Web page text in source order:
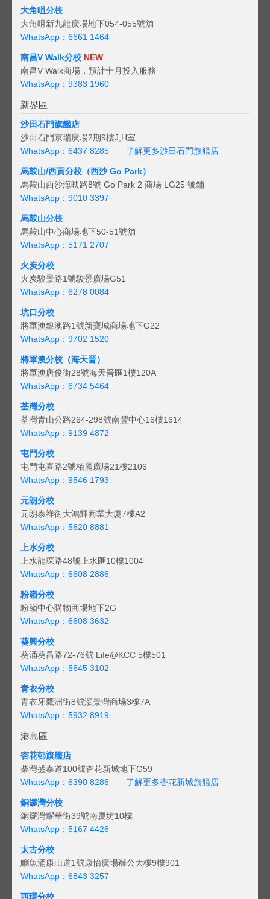
大角咀分校
大角咀新九龍廣場地下054-055號舖
WhatsApp：6661 1464
南昌V Walk分校 NEW
南昌V Walk商場，預計十月投入服務
WhatsApp：9383 1960
新界區
沙田石門旗艦店
沙田石門京瑞廣場2期9樓J,H室
WhatsApp：6437 8285
了解更多沙田石門旗艦店
馬鞍山/西貢分校（西沙 Go Park）
馬鞍山西沙海映路8號 Go Park 2 商場 LG25 號鋪
WhatsApp：9010 3397
馬鞍山分校
馬鞍山中心商場地下50-51號舖
WhatsApp：5171 2707
火炭分校
火炭駿景路1號駿景廣場G51
WhatsApp：6278 0084
坑口分校
將軍澳銀澳路1號新寶城商場地下G22
WhatsApp：9702 1520
將軍澳分校（海天晉）
將軍澳唐俊街28號海天晉匯1樓120A
WhatsApp：6734 5464
荃灣分校
荃灣青山公路264-298號南豐中心16樓1614
WhatsApp：9139 4872
屯門分校
屯門屯喜路2號栢麗廣場21樓2106
WhatsApp：9546 1793
元朗分校
元朗泰祥街大鴻輝商業大廈7樓A2
WhatsApp：5620 8881
上水分校
上水龍琛路48號上水匯10樓1004
WhatsApp：6608 2886
粉嶺分校
粉嶺中心購物商場地下2G
WhatsApp：6608 3632
葵興分校
葵涌葵昌路72-76號 Life@KCC 5樓501
WhatsApp：5645 3102
青衣分校
青衣牙鷹洲街8號灝景灣商場3樓7A
WhatsApp：5932 8919
港島區
杏花邨旗艦店
柴灣盛泰道100號杏花新城地下G59
WhatsApp：6390 8286
了解更多杏花新城旗艦店
銅鑼灣分校
銅鑼灣耀華街39號南慶坊10樓
WhatsApp：5167 4426
太古分校
鰂魚涌康山道1號康怡廣場辦公大樓9樓901
WhatsApp：6843 3257
西環分校